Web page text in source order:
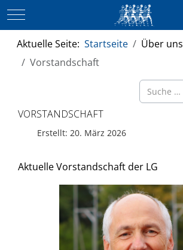
Mobile Menu Toggle
Aktuelle Seite: Startseite
Über uns
Vorstandschaft
Suchen
VORSTANDSCHAFT
Erstellt: 20. März 2026
Aktuelle Vorstandschaft der LG